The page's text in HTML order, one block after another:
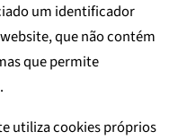
um identificador
que não contém
que permite
utiliza cookies próprios